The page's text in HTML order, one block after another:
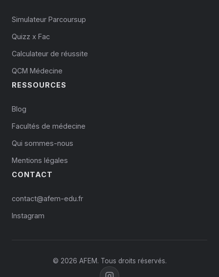
Simulateur Parcoursup
Quizz x Fac
Calculateur de réussite
QCM Médecine
RESSOURCES
Blog
Facultés de médecine
Qui sommes-nous
Mentions légales
CONTACT
contact@afem-edu.fr
Instagram
© 2026 AFEM. Tous droits réservés.